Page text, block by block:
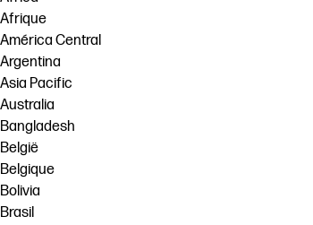
Afrique
América Central
Argentina
Asia Pacific
Australia
Bangladesh
België
Belgique
Bolivia
Brasil